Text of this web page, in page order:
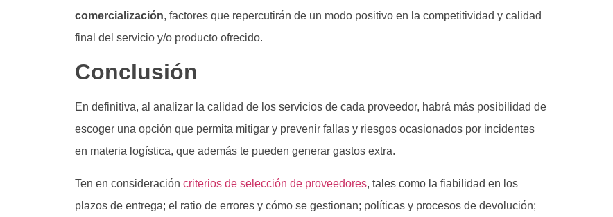
comercialización, factores que repercutirán de un modo positivo en la competitividad y calidad
final del servicio y/o producto ofrecido.
Conclusión
En definitiva, al analizar la calidad de los servicios de cada proveedor, habrá más posibilidad de
escoger una opción que permita mitigar y prevenir fallas y riesgos ocasionados por incidentes
en materia logística, que además te pueden generar gastos extra.
Ten en consideración criterios de selección de proveedores, tales como la fiabilidad en los
plazos de entrega; el ratio de errores y cómo se gestionan; políticas y procesos de devolución;